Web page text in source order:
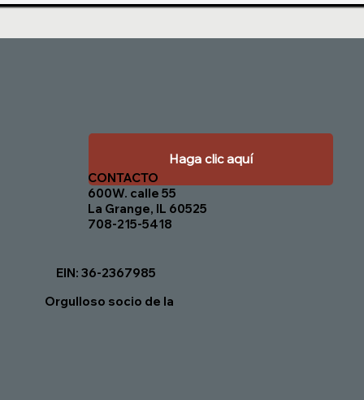
Orgulloso socio de la
Haga clic aquí
CONTACTO
600W. calle 55
La Grange, IL 60525
708-215-5418
EIN: 36-2367985